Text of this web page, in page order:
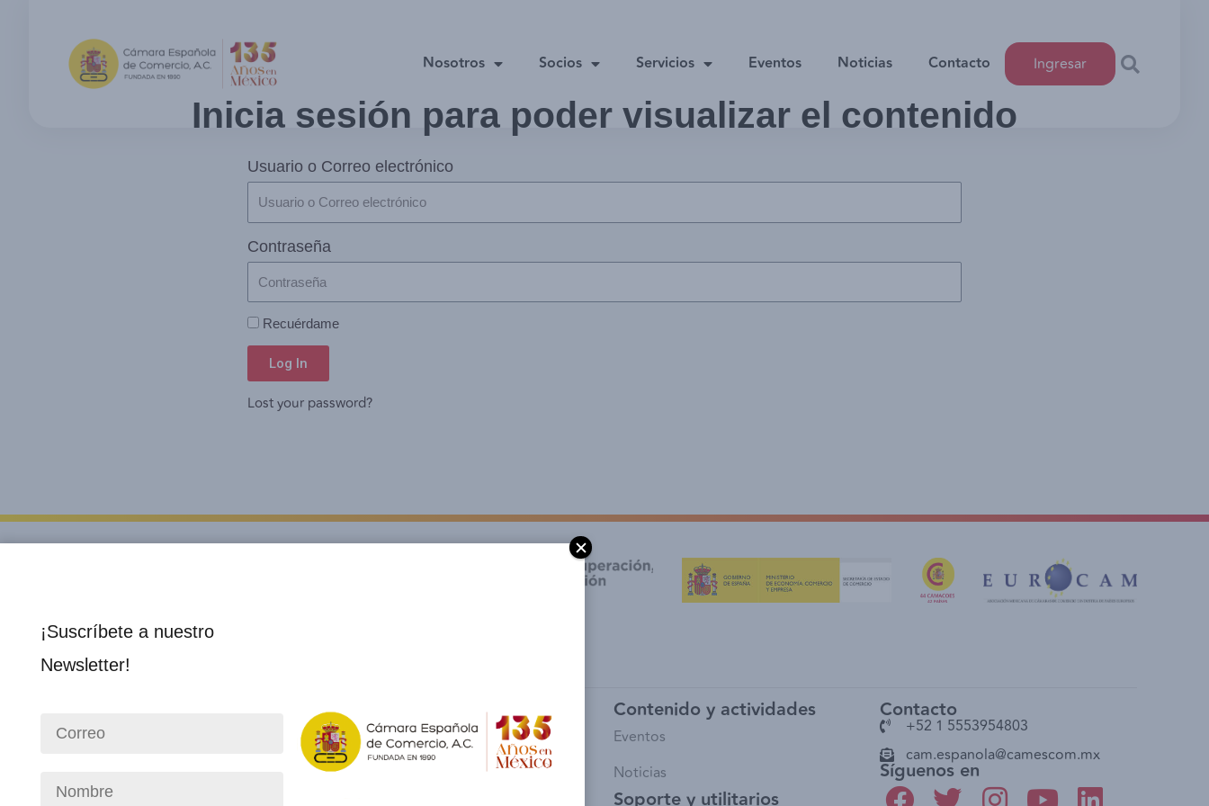
Nosotros Socios Servicios Eventos Noticias Contacto Ingresar
Inicia sesión para poder visualizar el contenido
Usuario o Correo electrónico
Contraseña
Recuérdame
Log In
Lost your password?
Nosotros
Socios y afiliación
Directorio de Socios
Membresía
Contenido y actividades
Eventos
Noticias
Soporte y utilitarios
Contacto
+52 1 5553954803
cam.espanola@camescom.mx
Síguenos en
¡Suscríbete a nuestro
Newsletter!